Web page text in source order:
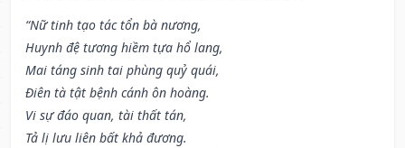
“Nữ tinh tạo tác tổn bà nương,
Huynh đệ tương hiềm tựa hổ lang,
Mai táng sinh tai phùng quỷ quái,
Điên tà tật bệnh cánh ôn hoàng.
Vi sự đáo quan, tài thất tán,
Tả lị lưu liên bất khả đương.